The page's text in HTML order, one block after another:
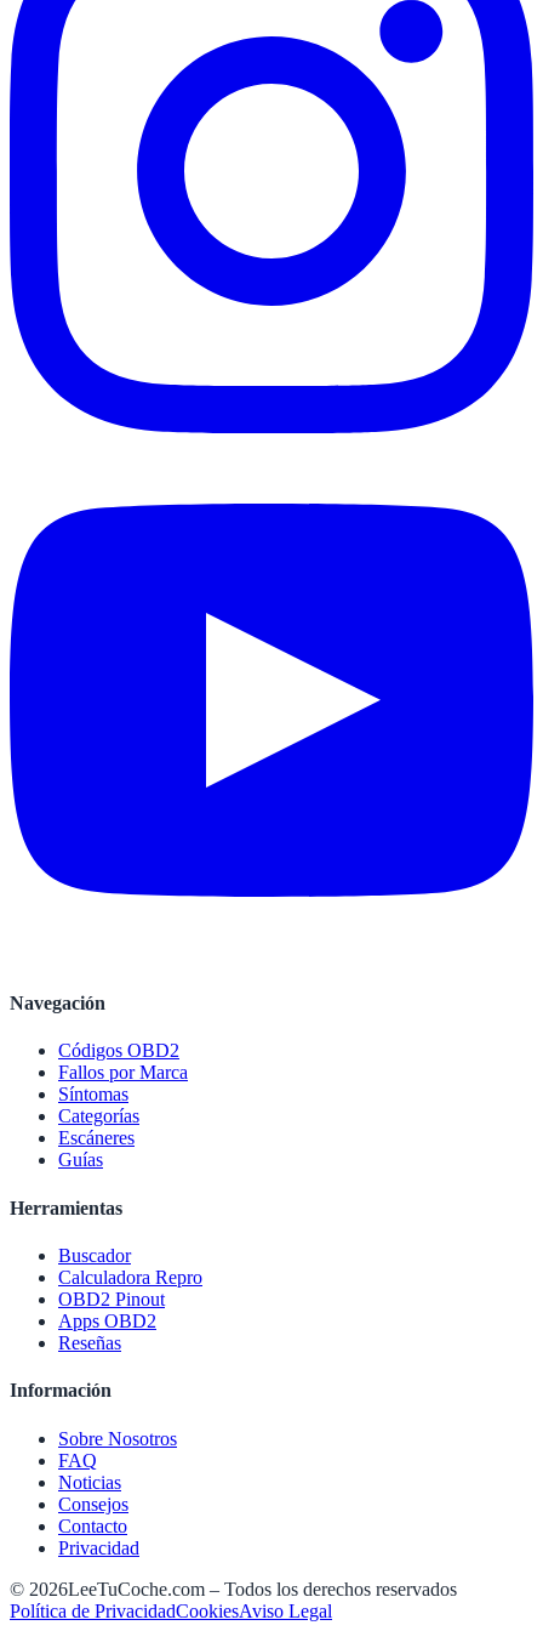
Navegación
Códigos OBD2
Fallos por Marca
Síntomas
Categorías
Escáneres
Guías
Herramientas
Buscador
Calculadora Repro
OBD2 Pinout
Apps OBD2
Reseñas
Información
Sobre Nosotros
FAQ
Noticias
Consejos
Contacto
Privacidad
© 2026LeeTuCoche.com – Todos los derechos reservados
Política de PrivacidadCookiesAviso Legal